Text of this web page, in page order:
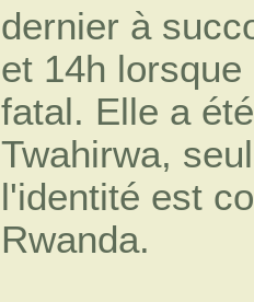
dernier à
et 14h
fatal. Elle a
Twahirwa,
l'identité est
Rwanda.